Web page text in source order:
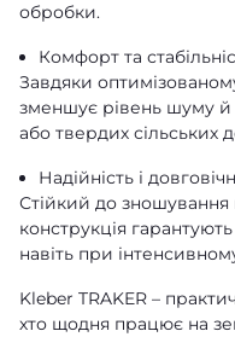
обробки.
Комфорт та
Завдяки
зменшує рівень шуму й
або твердих сільських
Надійність і
Стійкий до
конструкція
навіть при
Kleber TRAKER –
хто щодня працює на